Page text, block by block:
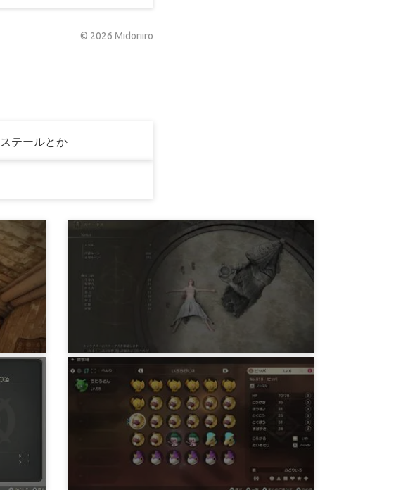
© 2026 Midoriiro
テールとか
フ
喰
ゲーム
ELDEN RING 預言者初期レベル縛り 忌
み王、モーゴットと神肌のふたりまで
3年前